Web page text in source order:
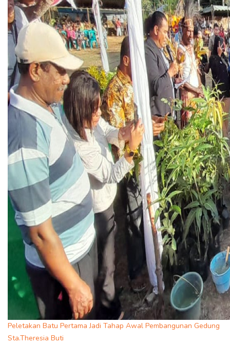
Peletakan Batu Pertama Jadi Tahap Awal Pembangunan Gedung
Sta.Theresia Buti